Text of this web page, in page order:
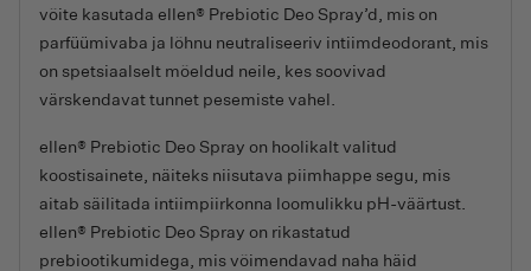
võite kasutada ellen® Prebiotic Deo Spray’d, mis on
parfüümivaba ja lõhnu neutraliseeriv intiimdeodorant, mis
on spetsiaalselt mõeldud neile, kes soovivad
värskendavat tunnet pesemiste vahel.
ellen® Prebiotic Deo Spray on hoolikalt valitud
koostisainete, näiteks niisutava piimhappe segu, mis
aitab säilitada intiimpiirkonna loomulikku pH-väärtust.
ellen® Prebiotic Deo Spray on rikastatud
prebiootikumidega, mis võimendavad naha häid